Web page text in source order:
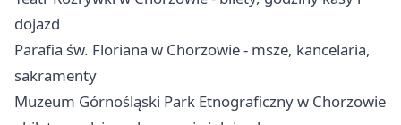
dojazd
Parafia św. Floriana w Chorzowie - msze, kancelaria,
sakramenty
Muzeum Górnośląski Park Etnograficzny w Chorzowie